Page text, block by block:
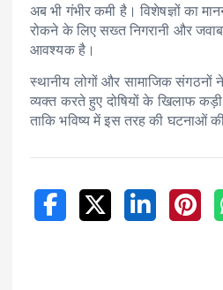
अब भी गंभीर कमी है। विशेषज्ञों का
रोकने के लिए सख्त निगरानी और
आवश्यक है।
स्थानीय लोगों और सामाजिक संगठनों
व्यक्त करते हुए दोषियों के खिलाफ कड़ी
ताकि भविष्य में इस तरह की घटनाओं